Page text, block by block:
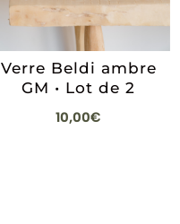
Verre Beldi ambre
GM • Lot de 2
10,00€